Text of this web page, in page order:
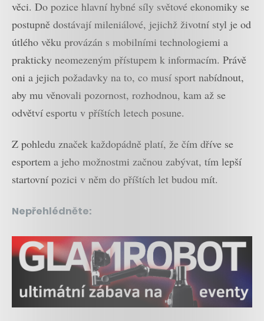
věci. Do pozice hlavní hybné síly světové ekonomiky se
postupně dostávají mileniálové, jejichž životní styl je od
útlého věku provázán s mobilními technologiemi a
prakticky neomezeným přístupem k informacím. Právě
oni a jejich požadavky na to, co musí sport nabídnout,
aby mu věnovali pozornost, rozhodnou, kam až se
odvětví esportu v příštích letech posune.
Z pohledu značek každopádně platí, že čím dříve se
esportem a jeho možnostmi začnou zabývat, tím lepší
startovní pozici v něm do příštích let budou mít.
Nepřehlédněte: